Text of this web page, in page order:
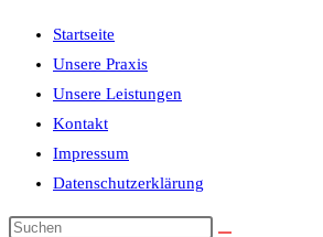
Startseite
Unsere Praxis
Unsere Leistungen
Kontakt
Impressum
Datenschutzerklärung